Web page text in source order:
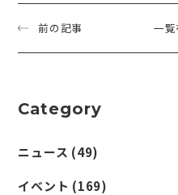
前の記事 一覧
Category
ニュース (49)
イベント (169)